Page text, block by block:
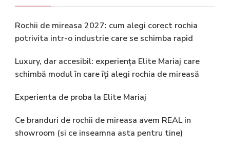
Rochii de mireasa 2027: cum alegi corect rochia
potrivita intr-o industrie care se schimba rapid
Luxury, dar accesibil: experiența Elite Mariaj care
schimbă modul în care îți alegi rochia de mireasă
Experienta de proba la Elite Mariaj
Ce branduri de rochii de mireasa avem REAL in
showroom (si ce inseamna asta pentru tine)